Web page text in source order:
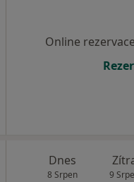
Online
Dnes
8 Srpen 9